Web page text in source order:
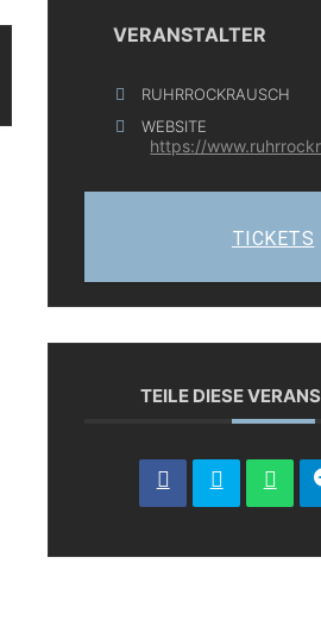
VERANSTALTER
RUHRROCKRAUSCH
WEBSITE
https://
TICKETS
TEILE DIESE